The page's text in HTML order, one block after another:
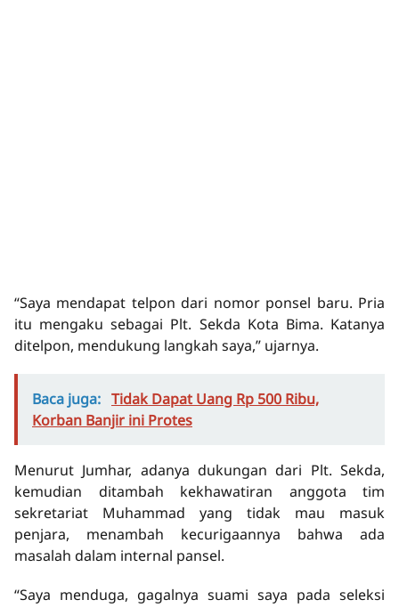
“Saya mendapat telpon dari nomor ponsel baru. Pria
itu mengaku sebagai Plt. Sekda Kota Bima. Katanya
ditelpon, mendukung langkah saya,” ujarnya.
Baca juga: Tidak Dapat Uang Rp 500 Ribu,
Korban Banjir ini Protes
Menurut Jumhar, adanya dukungan dari Plt. Sekda,
kemudian ditambah kekhawatiran anggota tim
sekretariat Muhammad yang tidak mau masuk
penjara, menambah kecurigaannya bahwa ada
masalah dalam internal pansel.
“Saya menduga, gagalnya suami saya pada seleksi